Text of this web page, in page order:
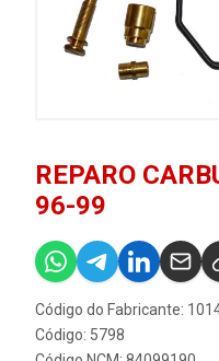
REPARO
96-99
Código do Fabricante:
Código: 5798